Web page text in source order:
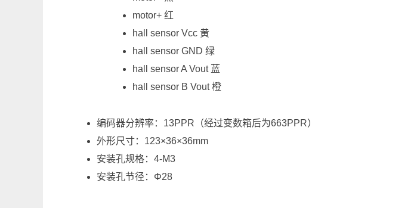
motor+ 红
hall sensor Vcc 黄
hall sensor GND 绿
hall sensor A Vout 蓝
hall sensor B Vout 橙
编码器分辨率：13PPR（经过变数箱后为663PPR）
外形尺寸：123×36×36mm
安装孔规格：4-M3
安装孔节径：Φ28